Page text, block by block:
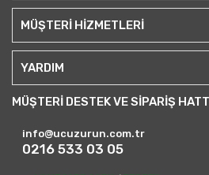
MÜŞTERİ HİZMETLERİ
YARDIM
MÜŞTERİ DESTEK VE SİPARİŞ
info@ucuzurun.com.tr
0216 533 03 05